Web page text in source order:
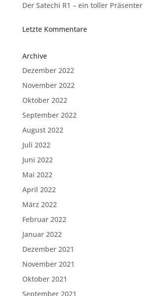
Der Satechi R1 – ein toller Präsenter
Letzte Kommentare
Archive
Dezember 2022
November 2022
Oktober 2022
September 2022
August 2022
Juli 2022
Juni 2022
Mai 2022
April 2022
März 2022
Februar 2022
Januar 2022
Dezember 2021
November 2021
Oktober 2021
September 2021